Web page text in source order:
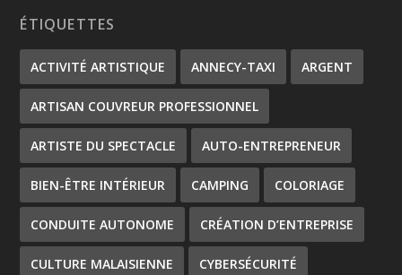
ÉTIQUETTES
ACTIVITÉ ARTISTIQUE ANNECY-TAXI ARGENT
ARTISAN COUVREUR PROFESSIONNEL
ARTISTE DU SPECTACLE AUTO-ENTREPRENEUR
BIEN-ÊTRE INTÉRIEUR CAMPING COLORIAGE
CONDUITE AUTONOME CRÉATION D’ENTREPRISE
CULTURE MALAISIENNE CYBERSÉCURITÉ